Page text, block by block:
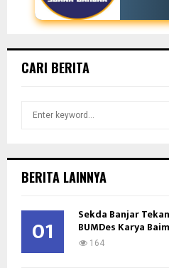
CARI BERITA
h
o
BERITA LAINNYA
01 Sekda Banjar
BUMDes Karya
164